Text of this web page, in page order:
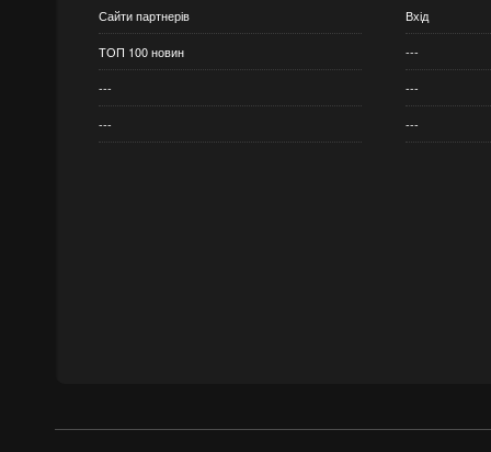
Сайти партнерів
ТОП 100 новин
---
---
Вхід
---
---
---